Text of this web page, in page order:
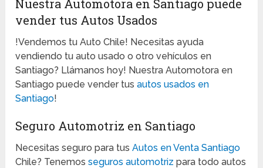
Nuestra Automotora en Santiago puede
vender tus Autos Usados
!Vendemos tu Auto Chile! Necesitas ayuda
vendiendo tu auto usado o otro vehículos en
Santiago? Llámanos hoy! Nuestra Automotora en
Santiago puede vender tusautos usados en
Santiago!
Seguro Automotriz en Santiago
Necesitas seguro para tusAutos en Venta Santiago
Chile? Tenemosseguros automotriz para todo autos